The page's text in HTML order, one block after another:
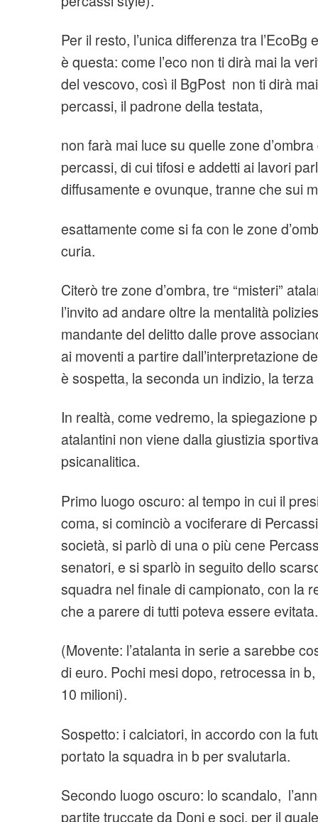
Per il resto, l’unica differenza tra
è questa: come l’eco non ti dirà mai la
del vescovo, così il BgPost non ti dirà
percassi, il padrone della testata,
non farà mai luce su quelle zone
percassi, di cui tifosi e addetti ai lavori
diffusamente e ovunque, tranne che sui
esattamente come si fa con le zone
curia.
Citerò tre zone d’ombra, tre “misteri”
l’invito ad andare oltre la mentalità
mandante del delitto dalle prove
ai moventi a partire dall’interpretazione
è sospetta, la seconda un indizio, la
In realtà, come vedremo, la spiegazione
atalantini non viene dalla giustizia
psicanalitica.
Primo luogo oscuro: al tempo in cui il
coma, si cominciò a vociferare di
società, si parlò di una o più cene
senatori, e si sparlò in seguito dello
squadra nel finale di campionato, con la
che a parere di tutti poteva essere evitata.
(Movente: l’atalanta in serie a sarebbe
di euro. Pochi mesi dopo, retrocessa in
10 milioni).
Sospetto: i calciatori, in accordo con la
portato la squadra in b per svalutarla.
Secondo luogo oscuro: lo scandalo,
partite truccate da Doni e soci, per il